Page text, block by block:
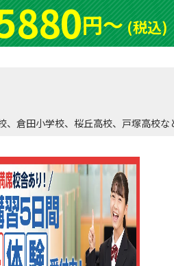
円〜(税込)
倉田小学校、桜丘高校、戸塚高校な